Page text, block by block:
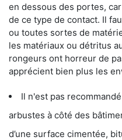
en dessous des portes,
de ce type de contact. Il
ou toutes sortes de
les matériaux ou détritus
rongeurs ont horreur de
apprécient bien plus les
Il n'est pas
arbustes à côté des
d’une surface cimentée,